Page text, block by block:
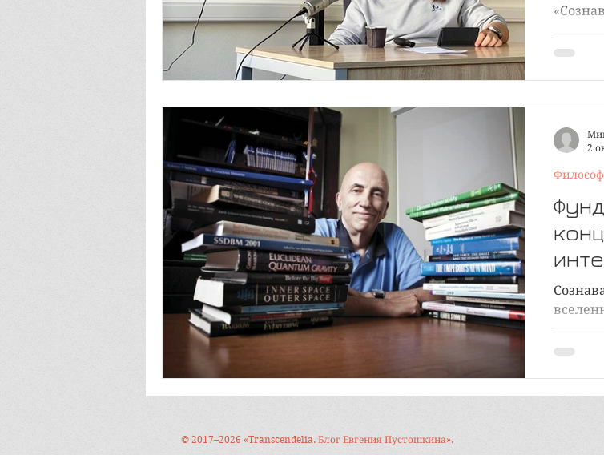
и
всех
2
© 2017–2026 «Transcendelia. Блог Евгения Пустошкина».